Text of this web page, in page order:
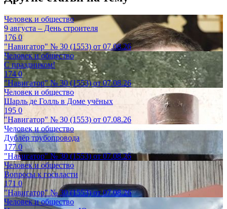
Человек и общество
9 августа – День строителя
1760
"Навигатор" № 30 (1553) от 07.08.26
Человек и общество
С праздником!
1740
"Навигатор" № 30 (1553) от 07.08.26
Человек и общество
Шарль де Голль в Доме учёных
195 0
"Навигатор" № 30 (1553) от 07.08.26
Человек и общество
Дублёр трубопровода
1770
"Навигатор" № 30 (1553) от 07.08.26
Человек и общество
Вопросы к госвласти
1710
"Навигатор" № 30 (1553) от 07.08.26
Человек и общество